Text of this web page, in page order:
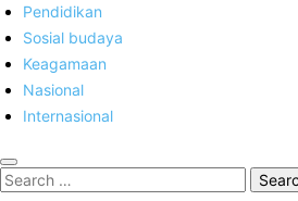
Pendidikan
Sosial budaya
Keagamaan
Nasional
Internasional